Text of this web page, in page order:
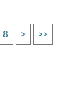
8 > >>